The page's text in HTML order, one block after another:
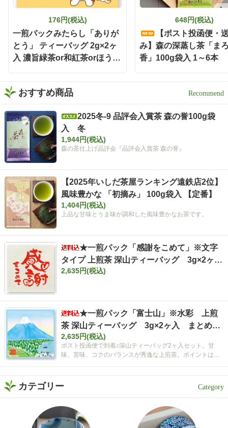
も緑茶の存在感が消えない
がバランスよく重なって、
すっきり飲みやすい一杯に
✨ 食事と一緒に楽しみやす
く、いつもの晩酌がちょっ
🕐 濃い緑茶が好きな方に
は、この味わいをぜひ一度
体験してほしい🌿 もちろん
静岡割だけでなく、お湯出
しでも水出しも出来ますよ
🍵 暑い日は冷たい水出し緑
茶、ほっとしたい時間には
温かい緑茶、夜は静岡割
と、その日の気分に合わせ
て楽しめます✨ しかもティ
ーバッグだから準備も簡単
で、飲み終わった後の茶殻
の後始末も手軽🗑️ 本格的な
お茶をもっと身近に楽しみ
たい時にも嬉しい存在です
🌿 お茶どころ静岡ならでは
の、新しい晩酌スタイル
「静岡割」 お酒好きさんも
緑茶好きさんも、保存して
おうち時間に試してみてく
ださい✨ インスタグラム @i
shidachaya 商品サイト http
s://www.ishida-chaya.com/k
タイアップ#静岡割#濃旨緑
茶ティーバッグ
176円(税込)
一煎パックみたらし「ありが
とう」 ティーバッグ 2g×2ヶ
入 濃旨緑茶or和紅茶orほうじ
648円(税込)
【ポスト投函便・
み】森の深蒸し茶「ま
香」100g袋入 1～6本
おすすめ商品
2025冬-9 品評会入賞茶 森の誉100g袋
入 冬
1,944円(税込)
森の茶仕上げ品評会『品評会入賞茶 森の誉』
【2025年いしだ茶屋ランキング遠鉄店2位】
風味豊かな 「初摘み」 100g袋入 【定番】
1,404円(税込)
上品な甘味とうま味が調和した風味豊かなお茶です。
★一煎パック「感謝をこめて」※文字
タイプ 上煎茶 深山ティーバッグ 3g×2ヶ
入 まとめ買いセット【ポスト投函便・送料
2,635円(税込)
★一煎パック「富士山」※水彩 上煎
茶 深山ティーバッグ 3g×2ヶ入 まとめ買
いセット【ポスト投函便・送料込み】
2,635円(税込)
ポスト投函便で到着♪深山ティーバッグ2ヶ入セット。甘
味、苦味、コクのバランスが秀逸な上煎茶。ポイントは空
カテゴリー